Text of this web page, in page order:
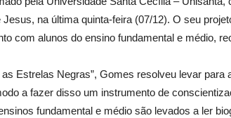
na última quinta-feira (07/12). O seu
com alunos do ensino fundamental e médio,
Estrelas Negras”, Gomes resolveu levar para
a fazer disso um instrumento de
fundamental e médio são levados a ler